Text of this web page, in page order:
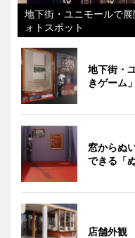
地下街・ユニモールで
ォトスポット
地下街・
きゲーム
窓からぬ
できる「
店舗外観